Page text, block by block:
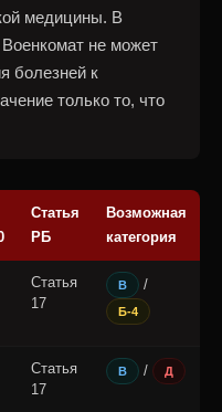
медицины. В
не может
болезней к
только то, что
Статья
РБ
Возможная
категория
Статья
17
В /
Б-4
Статья
17
В / Д